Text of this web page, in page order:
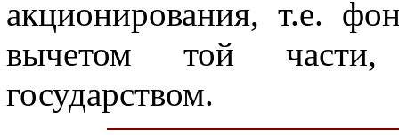
акционирования, т.е.
вычетом той части,
государством.